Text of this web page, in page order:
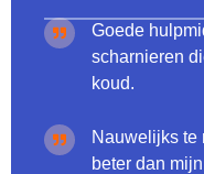
Goede
scharnieren
koud.
Nauwelijks te
beter dan